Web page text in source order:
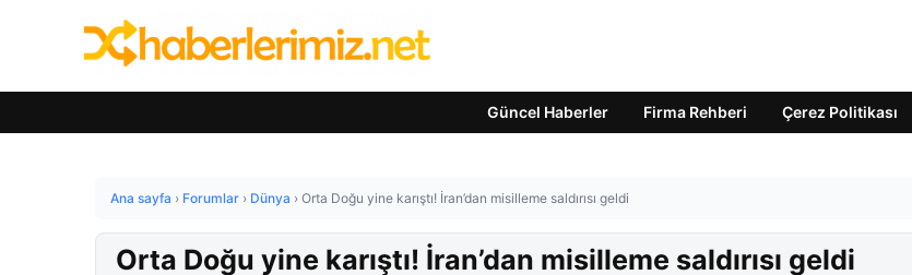
Güncel Haberler Firma Rehberi Çerez Politikası
Ana sayfa › Forumlar › Dünya › Orta Doğu yine karıştı! İran’dan misilleme saldırısı geldi
Orta Doğu yine karıştı! İran’dan misilleme saldırısı geldi